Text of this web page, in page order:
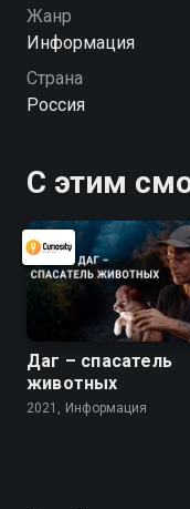
Жанр
Информация
Страна
Россия
С этим
Даг – спасатель
животных
2021, Информация